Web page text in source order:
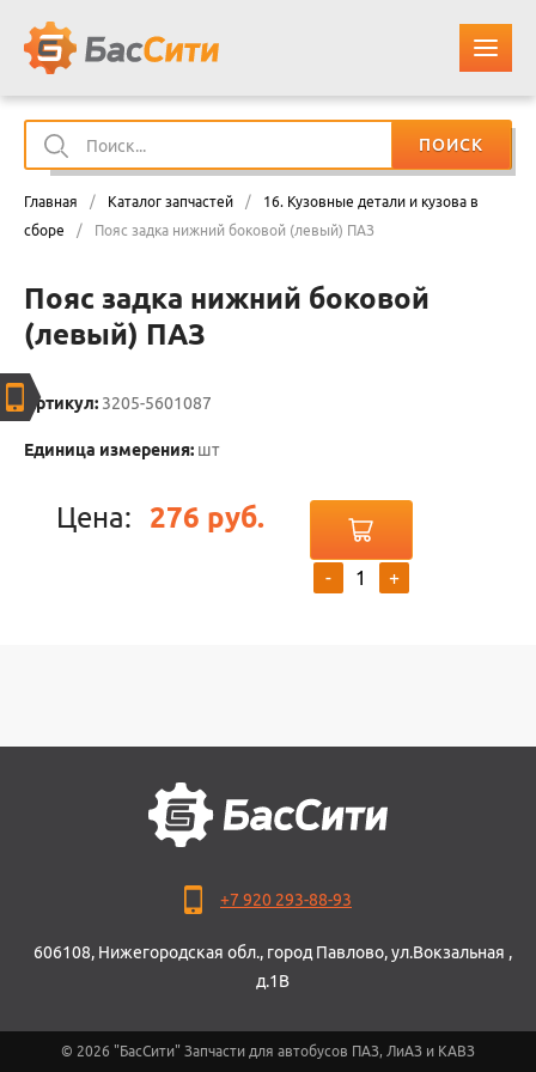
ПОИСК
Главная / Каталог запчастей /
16. Кузовные детали и кузова в
сборе
/ Пояс задка нижний боковой (левый) ПАЗ
Пояс задка нижний боковой
(левый) ПАЗ
Артикул: 3205-5601087
Единица измерения: шт
Цена: 276 руб.
- +
+7 920 293-88-93
606108, Нижегородская обл., город Павлово, ул.Вокзальная ,
д.1В
© 2026 "БасСити" Запчасти для автобусов ПАЗ, ЛиАЗ и КАВЗ
КАТАЛОГ ЗАПЧАСТЕЙ
ОПЛАТА И ДОСТАВКА